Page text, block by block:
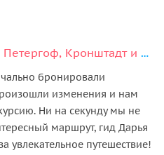
Большое путешествие — Петергоф, Кронштадт и форт Константин
бронировали
изменения и нам
Ни на секунду мы не
маршрут, гид Дарья
увлекательное путешествие!